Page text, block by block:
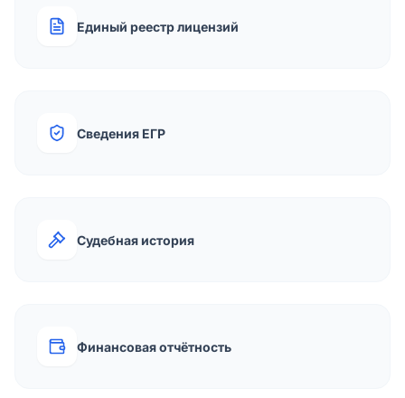
Единый реестр лицензий
Сведения ЕГР
Судебная история
Финансовая отчётность